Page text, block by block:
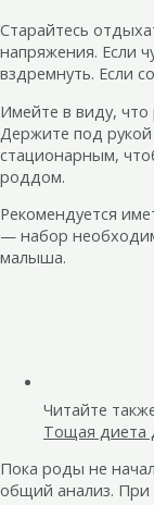
Старайтесь
напряжения. Если
вздремнуть. Если
Имейте в виду,
Держите под
стационарным,
роддом.
Рекомендуется
— набор
малыша.
Читайте
Тощая диета
Пока роды не
общий анализ. При